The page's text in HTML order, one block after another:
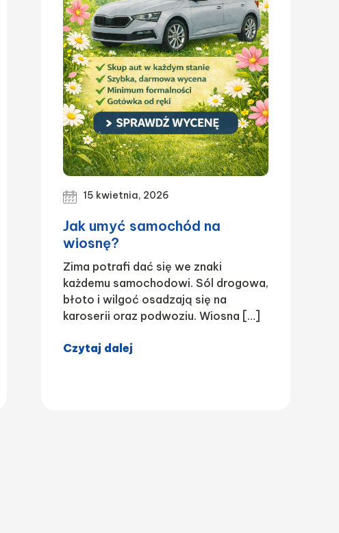
15 kwietnia, 2026
Jak umyć samochód na
wiosnę?
Zima potrafi dać się we znaki
każdemu samochodowi. Sól drogowa,
błoto i wilgoć osadzają się na
karoserii oraz podwoziu. Wiosna […]
Czytaj dalej